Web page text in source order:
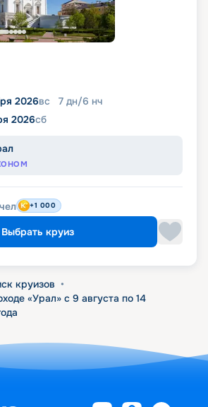
2026вс 7 дн/6 нч
2026сб
+1 000
Выбрать круиз
круизов •
«Урал» с 9 августа по 14